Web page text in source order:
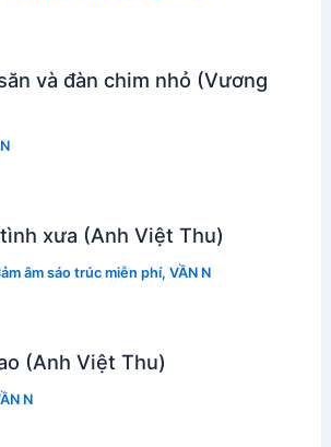
và đàn chim nhỏ (Vương
xưa (Anh Việt Thu)
âm sáo trúc miễn phí, VẦN N
(Anh Việt Thu)
N